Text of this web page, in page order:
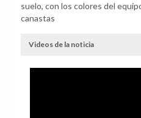
suelo, con los colores del
canastas
Videos de la noticia